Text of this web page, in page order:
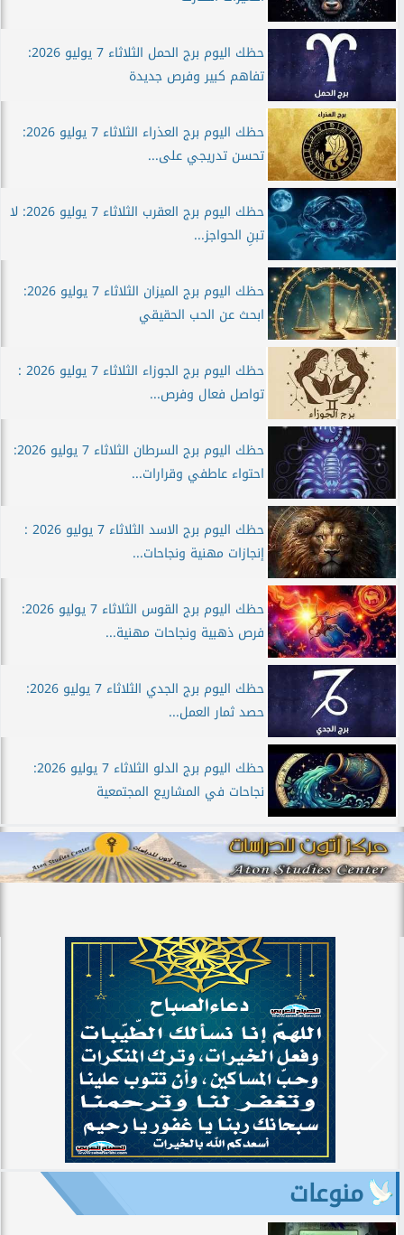
حظك اليوم برج الحمل الثلاثاء 7 يوليو 2026:
تفاهم كبير وفرص جديدة
حظك اليوم برج العذراء الثلاثاء 7 يوليو 2026:
تحسن تدريجي على...
حظك اليوم برج العقرب الثلاثاء 7 يوليو 2026: لا
تبنِ الحواجز...
حظك اليوم برج الميزان الثلاثاء 7 يوليو 2026:
ابحث عن الحب الحقيقي
حظك اليوم برج الجوزاء الثلاثاء 7 يوليو 2026 :
تواصل فعال وفرص...
حظك اليوم برج السرطان الثلاثاء 7 يوليو 2026:
احتواء عاطفي وقرارات...
حظك اليوم برج الاسد الثلاثاء 7 يوليو 2026 :
إنجازات مهنية ونجاحات...
حظك اليوم برج القوس الثلاثاء 7 يوليو 2026:
فرص ذهبية ونجاحات مهنية...
حظك اليوم برج الجدي الثلاثاء 7 يوليو 2026:
حصد ثمار العمل...
حظك اليوم برج الدلو الثلاثاء 7 يوليو 2026:
نجاحات في المشاريع المجتمعية
منوعات